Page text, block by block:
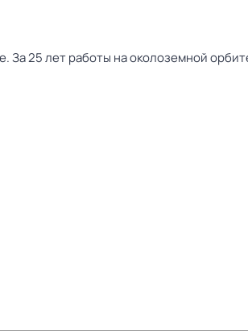
25 лет работы на околоземной